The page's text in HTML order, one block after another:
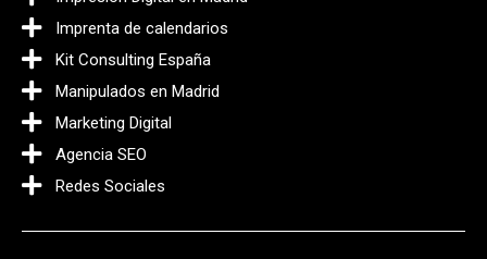
Imprenta de calendarios
Kit Consulting España
Manipulados en Madrid
Marketing Digital
Agencia SEO
Redes Sociales